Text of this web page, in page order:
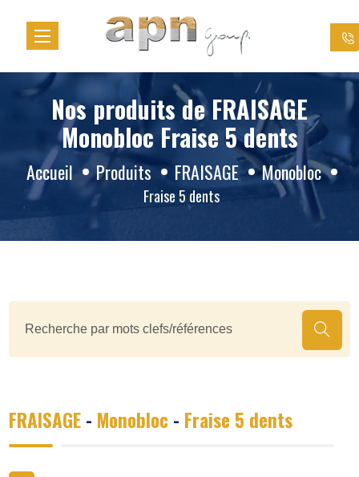
Nos produits de FRAISAGE
Monobloc Fraise 5 dents
Accueil Produits FRAISAGE Monobloc
Fraise 5 dents
FRAISAGE - Monobloc - Fraise 5 dents